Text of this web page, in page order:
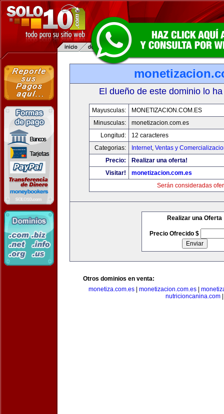
El dueño de este dominio lo
Mayusculas:
MONETIZACION.COM.ES
Minusculas:
monetizacion.com.es
Longitud:
12 caracteres
Categorias:
Internet, Ventas y
Precio:
Realizar una oferta!
Visitar!
monetizacion.com.es
Serán consideradas
Realizar una Oferta
Precio Ofrecido $
Otros dominios en venta:
monetiza.com.es| monetizacion.com.es|
nutricioncanina.com